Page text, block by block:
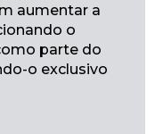
aumentar a
o
parte do
o exclusivo